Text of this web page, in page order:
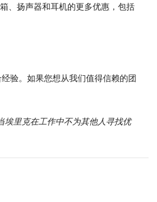
、扬声器和耳机的更多优惠，包括
验。如果您想从我们值得信赖的团
里克在工作中不为其他人寻找优